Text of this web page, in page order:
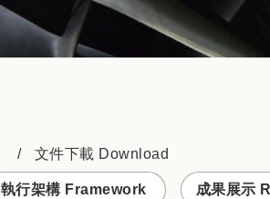
文件下載 Download
執行架構 Framework 成果展示